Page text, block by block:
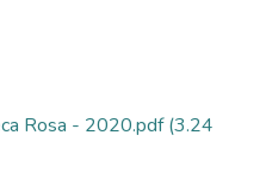
Rosa - 2020.pdf(3.24